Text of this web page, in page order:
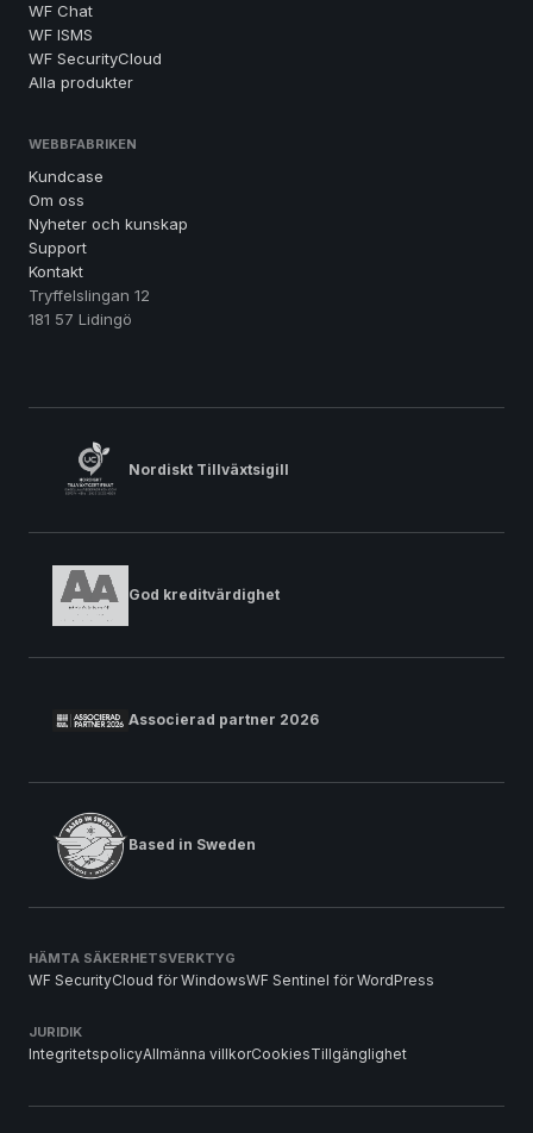
WF Chat
WF ISMS
WF SecurityCloud
Alla produkter
WEBBFABRIKEN
Kundcase
Om oss
Nyheter och kunskap
Support
Kontakt
Tryffelslingan 12
181 57 Lidingö
Nordiskt Tillväxtsigill
God kreditvärdighet
Associerad partner 2026
Based in Sweden
HÄMTA SÄKERHETSVERKTYG
WF SecurityCloud för WindowsWF Sentinel för WordPress
JURIDIK
IntegritetspolicyAllmänna villkorCookiesTillgänglighet